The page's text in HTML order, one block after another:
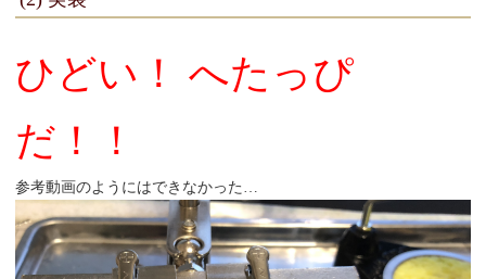
ひどい！ へたっぴ
だ！！
参考動画のようにはできなかった…